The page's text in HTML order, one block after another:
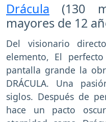
Drácula (130
mayores de 12
Del visionario
elemento, El
pantalla grande la
DRÁCULA. Una
siglos. Después de
hace un pacto